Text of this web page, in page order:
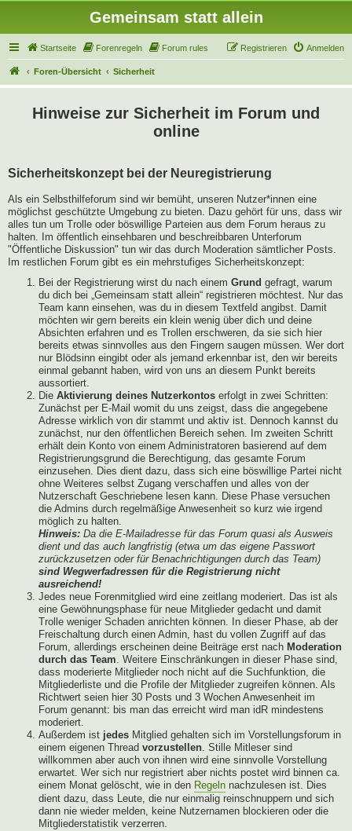
Gemeinsam statt allein
Startseite Forenregeln Forum rules Anmelden
Registrieren
Foren-Übersicht Sicherheit
Hinweise zur Sicherheit im Forum und
online
Sicherheitskonzept bei der Neuregistrierung
Als ein Selbsthilfeforum sind wir bemüht, unseren Nutzer*innen eine
möglichst geschützte Umgebung zu bieten. Dazu gehört für uns, dass wir
alles tun um Trolle oder böswillige Parteien aus dem Forum heraus zu
halten. Im öffentlich einsehbaren und beschreibbaren Unterforum
"Öffentliche Diskussion" tun wir das durch Moderation sämtlicher Posts.
Im restlichen Forum gibt es ein mehrstufiges Sicherheitskonzept:
Bei der Registrierung wirst du nach einem Grund gefragt, warum
du dich bei „Gemeinsam statt allein“ registrieren möchtest. Nur das
Team kann einsehen, was du in diesem Textfeld angibst. Damit
möchten wir gern bereits ein klein wenig über dich und deine
Absichten erfahren und es Trollen erschweren, da sie sich hier
bereits etwas sinnvolles aus den Fingern saugen müssen. Wer dort
nur Blödsinn eingibt oder als jemand erkennbar ist, den wir bereits
einmal gebannt haben, wird von uns an diesem Punkt bereits
aussortiert.
Die Aktivierung deines Nutzerkontos erfolgt in zwei Schritten:
Zunächst per E-Mail womit du uns zeigst, dass die angegebene
Adresse wirklich von dir stammt und aktiv ist. Dennoch kannst du
zunächst, nur den öffentlichen Bereich sehen. Im zweiten Schritt
erhält dein Konto von einem Administratoren basierend auf dem
Registrierungsgrund die Berechtigung, das gesamte Forum
einzusehen. Dies dient dazu, dass sich eine böswillige Partei nicht
ohne Weiteres selbst Zugang verschaffen und alles von der
Nutzerschaft Geschriebene lesen kann. Diese Phase versuchen
die Admins durch regelmäßige Anwesenheit so kurz wie irgend
möglich zu halten.
Hinweis: Da die E-Mailadresse für das Forum quasi als Ausweis
dient und das auch langfristig (etwa um das eigene Passwort
zurückzusetzen oder für Benachrichtigungen durch das Team)
sind Wegwerfadressen für die Registrierung nicht
ausreichend!
Jedes neue Forenmitglied wird eine zeitlang moderiert. Das ist als
eine Gewöhnungsphase für neue Mitglieder gedacht und damit
Trolle weniger Schaden anrichten können. In dieser Phase, ab der
Freischaltung durch einen Admin, hast du vollen Zugriff auf das
Forum, allerdings erscheinen deine Beiträge erst nach Moderation
durch das Team. Weitere Einschränkungen in dieser Phase sind,
dass moderierte Mitglieder noch nicht auf die Suchfunktion, die
Mitgliederliste und die Profile der Mitglieder zugreifen können. Als
Richtwert seien hier 30 Posts und 3 Wochen Anwesenheit im
Forum genannt: bis man das erreicht wird man idR mindestens
moderiert.
Außerdem ist jedes Mitglied gehalten sich im Vorstellungsforum in
einem eigenen Thread vorzustellen. Stille Mitleser sind
willkommen aber auch von ihnen wird eine sinnvolle Vorstellung
erwartet. Wer sich nur registriert aber nichts postet wird binnen ca.
einem Monat gelöscht, wie in den Regeln nachzulesen ist. Dies
dient dazu, dass Leute, die nur einmalig reinschnuppern und sich
dann nie wieder melden, keine Nutzernamen blockieren oder die
Mitgliederstatistik verzerren.